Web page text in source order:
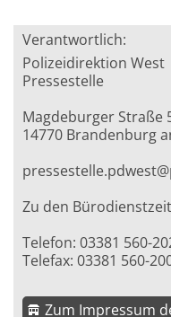
Verantwortlich:
Polizeidirektion West
Pressestelle
Magdeburger Straße
14770 Brandenburg
Zu den
Telefon: 03381 560-
Telefax: 03381 560-
Zum Impressum